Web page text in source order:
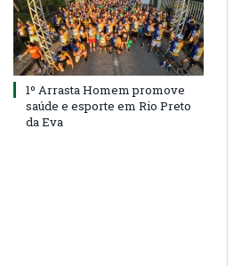
1º Arrasta Homem promove
saúde e esporte em Rio Preto
da Eva